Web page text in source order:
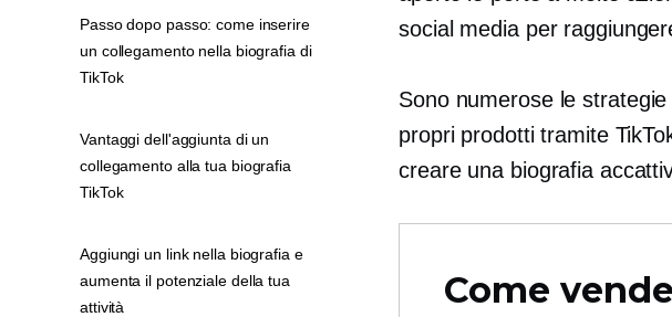
social media per
Sono numerose le
propri prodotti tramite
creare una biografia
Come
Passo dopo passo: come inserire
un collegamento nella biografia di
TikTok
Vantaggi dell'aggiunta di un
collegamento alla tua biografia
TikTok
Aggiungi un link nella biografia e
aumenta il potenziale della tua
attività